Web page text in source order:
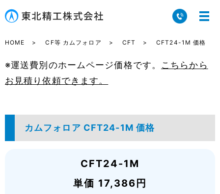
HOME CF等 カムフォロア CFT CFT24-1M 価格
※運送費別のホームページ価格です。 こちらから
お見積り依頼できます。
カムフォロア CFT24-1M 価格
CFT24-1M
単価 17,386円